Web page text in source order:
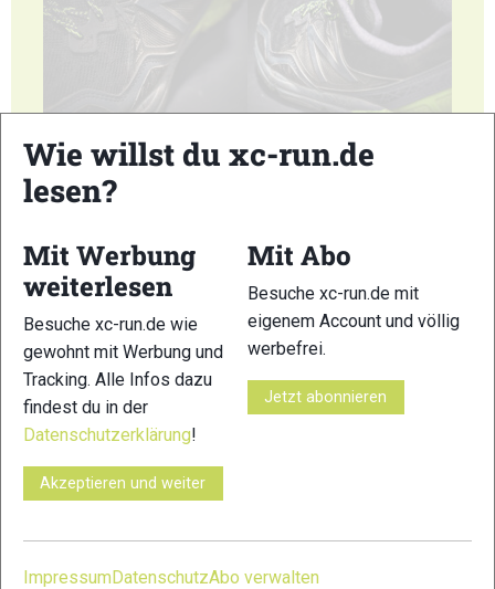
7
© Bilder 1 - 7: Marco Felgenhauer;
VERWANDTE ARTIKEL
Salomon S/Lab
INOV8 X-Talon G
Salming Elements
Wie willst du xc-run.de
lesen?
Mit Werbung
weiterlesen
Besuche xc-run.de wie
gewohnt mit Werbung und
Tracking. Alle Infos dazu
findest du in der
Datenschutzerklärung!
Akzeptieren und weiter
Mit Abo
Besuche xc-run.de mit
eigenem Account und völlig
werbefrei.
Jetzt abonnieren
ImpressumDatenschutzAbo verwalten